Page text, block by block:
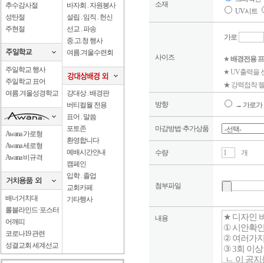
추수감사절
성탄절
주현절
주일학교 행사
주일학교 표어
여름.겨울성경학교
Awana 가로형
Awana 세로형
Awana 비규격
배너거치대
롤블라인드·포스터
어깨띠
코로나19 관련
성결교회 세계선교
바자회 . 자원봉사
설립 . 임직 . 헌신
선교 . 파송
중.고.청 행사
여름.겨울수련회
강대상 . 배경판
버티컬월 전용
표어 . 말씀
포토존
환영합니다
예배시간안내
캠페인
입학 . 졸업
교회카페
기타행사
소재
UV시트
사이즈
가로
★배경전용
★ UV출력을
★ 강력접착
방향 → 가로가
마감방법·추가상품
수량 개
첨부파일
내용